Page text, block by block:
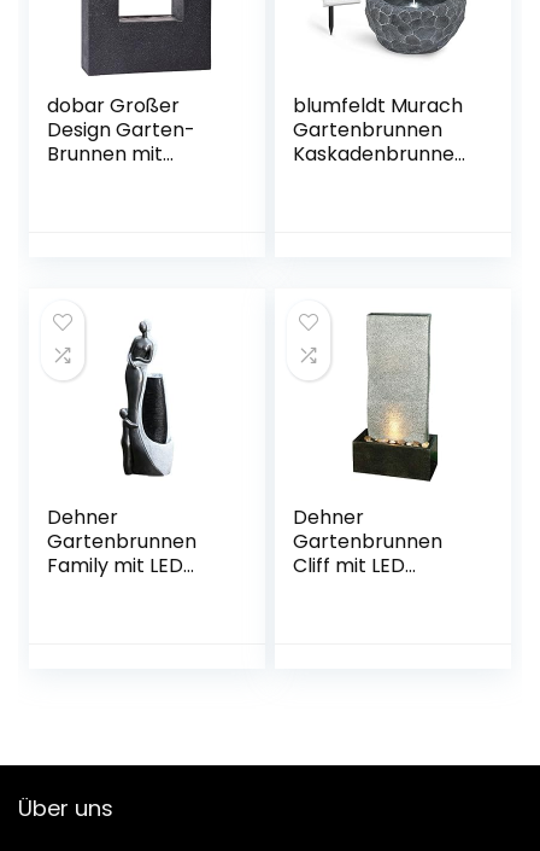
dobar Großer
Design Garten-
Brunnen mit
blumfeldt Murach
Gartenbrunnen
Kaskadenbrunnen
Dehner
Gartenbrunnen
Family mit LED
Dehner
Gartenbrunnen
Cliff mit LED
Über uns